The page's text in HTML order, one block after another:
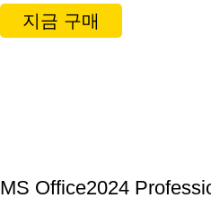
지금 구매
MS Office2024